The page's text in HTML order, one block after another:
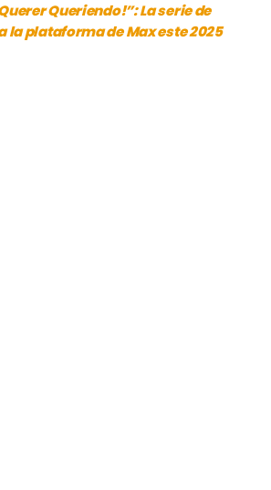
Queriendo!”: La serie de
la plataforma de Max este 2025